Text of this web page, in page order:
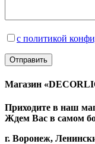
с политикой
Магазин
Приходите в наш
Ждем Вас в самом
г. Воронеж,